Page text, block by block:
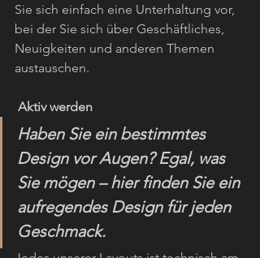
Sie sich einfach eine Unterhaltung vor,
bei der Sie sich über Geschäftliches,
Neuigkeiten und anderen Themen
austauschen.
Aktiv werden
Haben Sie ein bestimmtes
Design vor Augen? Egal, was
Sie mögen – hier finden Sie ein
aufregendes Design für jeden
Geschmack.